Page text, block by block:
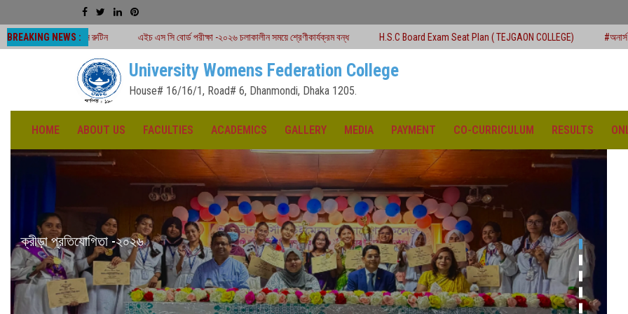
BREAKING NEWS :
রুটিন এইচ এস সি বোর্ড পরীক্ষা -২০২৬ চলাকালীন সময়ে শ্রেণীকার্যক্রম বন্ধ H.S.C Board Exam Seat Plan ( TEJGAON COLLEGE) #অনার্স প্রথম বর্ষ (২০২৫-২৬)
University Womens Federation College
House# 16/16/1, Road# 6, Dhanmondi, Dhaka 1205.
HOME ABOUT US FACULTIES ACADEMICS GALLERY MEDIA PAYMENT CO-CURRICULUM RESULTS
১৪৩৩